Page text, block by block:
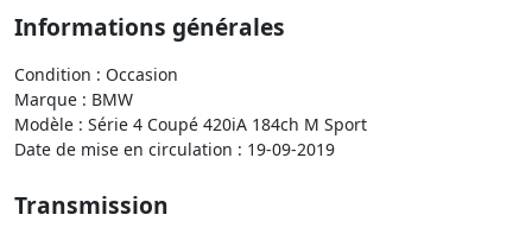
Informations générales
Condition : Occasion
Marque : BMW
Modèle : Série 4 Coupé 420iA 184ch M Sport
Date de mise en circulation : 19-09-2019
Transmission